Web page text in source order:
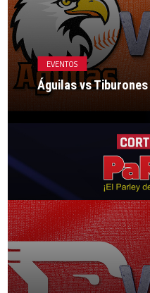
EVENTOS
Águilas vs Tiburones